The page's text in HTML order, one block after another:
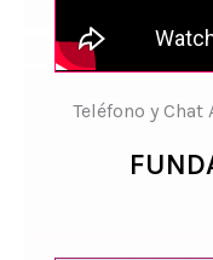
Teléfono y Chat